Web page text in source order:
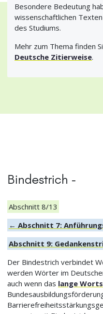
Besondere Bedeutung
wissenschaftlichen
des Studiums.
Mehr zum Thema finden
Deutsche Zitierweise.
Bindestrich -
Abschnitt 8/13
← Abschnitt 7:
Abschnitt 9:
Der Bindestrich verbindet
werden Wörter im
auch wenn das lange